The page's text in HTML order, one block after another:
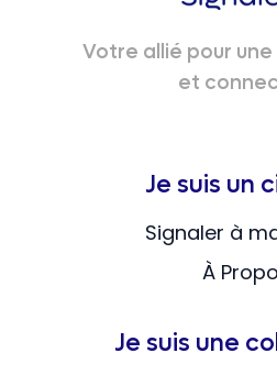
Votre allié pour une
et
Je suis un
Signaler à
À
Je suis une